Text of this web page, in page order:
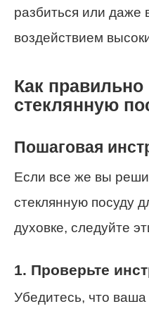
разбиться или даже
воздействием
Как правильно
стеклянную
Пошаговая
Если все же вы
стеклянную посуду
духовке, следуйте
1. Проверьте
Убедитесь, что ваша